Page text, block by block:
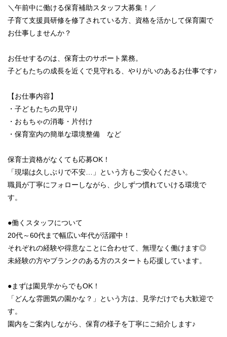
＼午前中に働ける保育補助スタッフ大募集！／
子育て支援員研修を修了されている方、資格を活かして保育園で
お仕事しませんか？
お任せするのは、保育士のサポート業務。
子どもたちの成長を近くで見守れる、やりがいのあるお仕事です♪
【お仕事内容】
・子どもたちの見守り
・おもちゃの消毒・片付け
・保育室内の簡単な環境整備 など
保育士資格がなくても応募OK！
「現場は久しぶりで不安…」という方もご安心ください。
職員が丁寧にフォローしながら、少しずつ慣れていける環境で
す。
●働くスタッフについて
20代～60代まで幅広い年代が活躍中！
それぞれの経験や得意なことに合わせて、無理なく働けます◎
未経験の方やブランクのある方のスタートも応援しています。
●まずは園見学からでもOK！
「どんな雰囲気の園かな？」という方は、見学だけでも大歓迎で
す。
園内をご案内しながら、保育の様子を丁寧にご紹介します♪